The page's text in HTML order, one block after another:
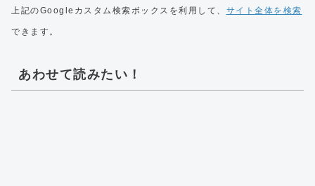
上記のGoogleカスタム検索ボックスを利用して、 サイト全体を検索
できます。
あわせて読みたい！